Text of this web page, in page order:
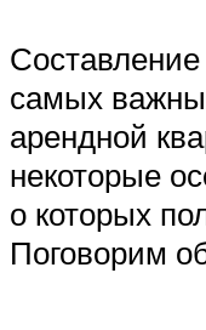
самых
арендной
некоторые
о которых
Поговорим